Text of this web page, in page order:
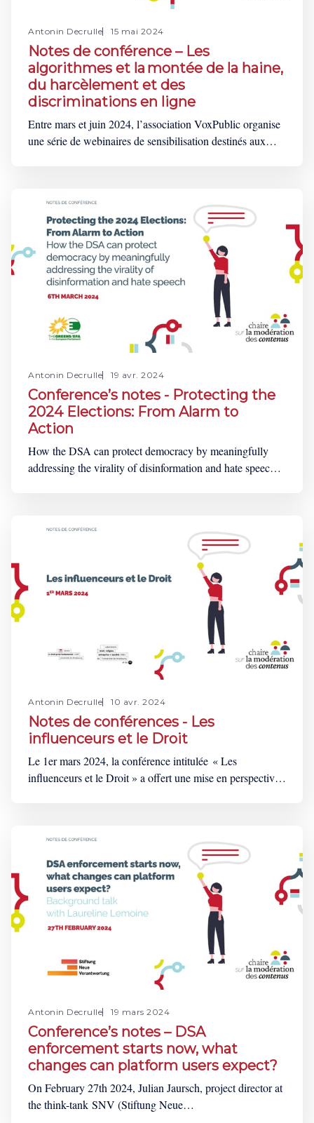
Antonin Decrulle 15 mai 2024
Notes de conférence – Les
algorithmes et la montée de la haine,
du harcèlement et des
discriminations en ligne
Entre mars et juin 2024, l’association VoxPublic organise
une série de webinaires de sensibilisation destinés aux
discriminatoires ou constitutifs de harcèlement. Pour
ouvrir ce
Antonin Decrulle 19 avr. 2024
Conference’s notes - Protecting the
2024 Elections: From Alarm to
Action
How the DSA can protect democracy by meaningfully
addressing the virality of disinformation and hate speech?
discuss the influence of the recommender systems used
Antonin Decrulle 10 avr. 2024
Notes de conférences - Les
influenceurs et le Droit
Le 1er mars 2024, la conférence intitulée « Les
influenceurs et le Droit » a offert une mise en perspective
exprimé sa déception
Antonin Decrulle 19 mars 2024
Conference’s notes – DSA
enforcement starts now, what
changes can platform users expect?
On February 27th 2024, Julian Jaursch, project director at
the think-tank SNV (Stiftung Neue